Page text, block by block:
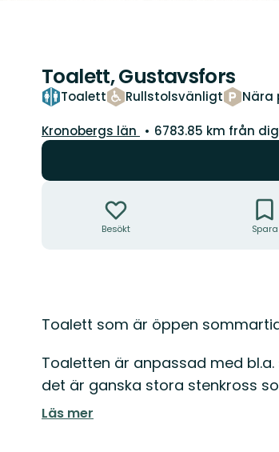
Toalett, Gustavsfors
Toalett Rullstolsvänligt Nära
Län:
Kronobergs län
6783.85 km från dig
Besökt Spara
Beskrivning
Toalett som är öppen
Toaletten är anpassad med
det är ganska stora stenkross
Läs mer